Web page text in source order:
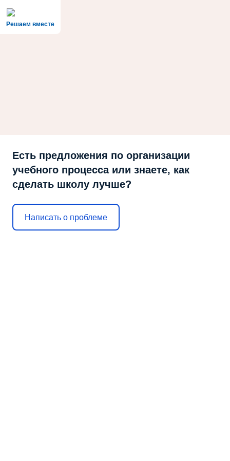
Решаем вместе
Есть предложения по организации
учебного процесса или знаете, как
сделать школу лучше?
Написать о проблеме